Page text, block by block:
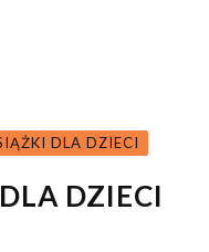
DLA DZIECI
DZIECI